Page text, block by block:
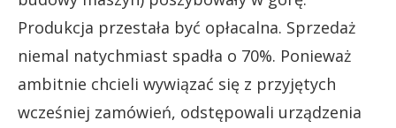
Produkcja przestała być opłacalna. Sprzedaż
niemal natychmiast spadła o 70%. Ponieważ
ambitnie chcieli wywiązać się z przyjętych
wcześniej zamówień, odstępowali urządzenia